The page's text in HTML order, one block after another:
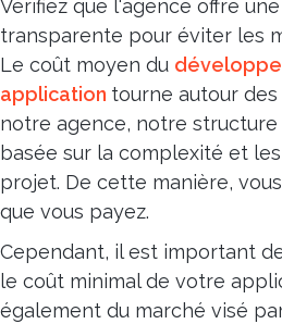
Vérifiez que l'agence offre
transparente pour éviter les
Le coût moyen du
application tourne autour des
notre agence, notre
basée sur la complexité et
projet. De cette manière,
que vous payez.
Cependant, il est important
le coût minimal de votre
également du marché visé